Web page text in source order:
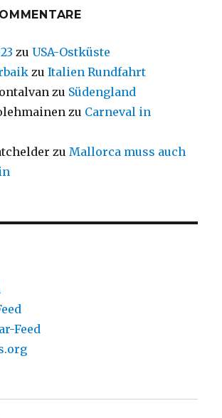
zuUSA-Ostküste
zuItalien Rundfahrt
zu Südengland
zu Carneval in
zu Mallorca muss auch
Feed